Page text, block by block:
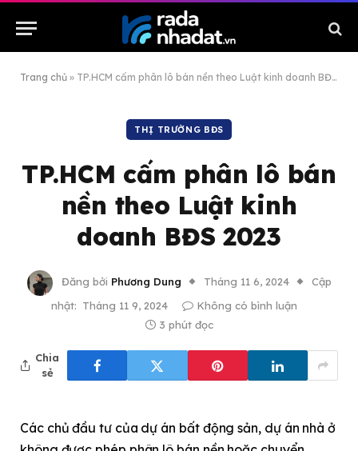
Trang chủ » TP.HCM cấm phân lô bán nền theo Luật kinh doanh BĐS 2023
THỊ TRƯỜNG BĐS
TP.HCM cấm phân lô bán
nền theo Luật kinh
doanh BĐS 2023
Đăng bởi Phương Dung Tháng 11 6, 2024
Cập
nhật: Tháng 11 9, 2024
Không có bình luận
3 phút đọc
Chia
sẻ
Các chủ đầu tư của dự án bất động sản, dự án nhà ở